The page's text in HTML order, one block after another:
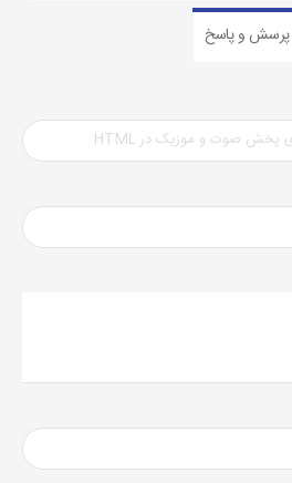
پرسش و پاسخ